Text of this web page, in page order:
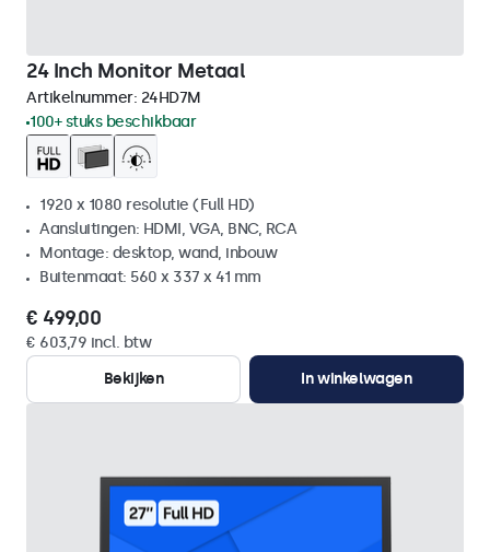
24 Inch Monitor Metaal
Artikelnummer: 24HD7M
100+ stuks beschikbaar
1920 x 1080 resolutie (Full HD)
Aansluitingen: HDMI, VGA, BNC, RCA
Montage: desktop, wand, inbouw
Buitenmaat: 560 x 337 x 41 mm
€ 499,00
€ 603,79 incl. btw
Bekijken
In winkelwagen